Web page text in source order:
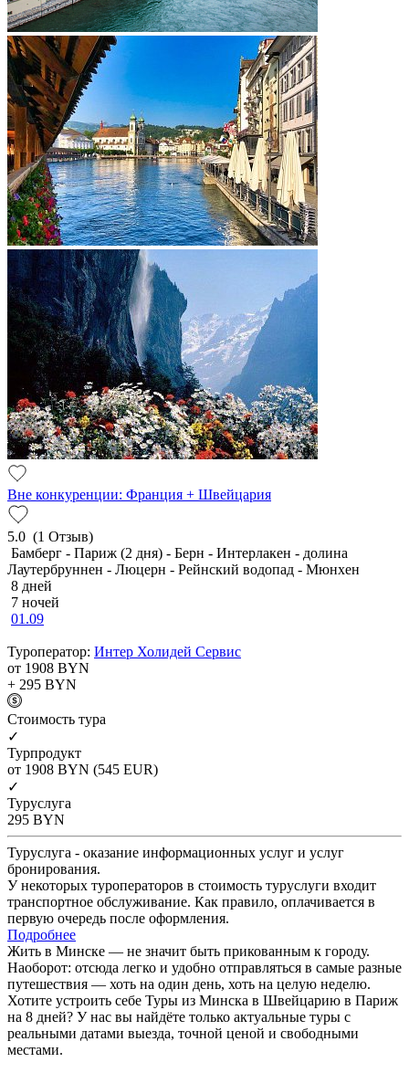
Вне конкуренции: Франция + Швейцария
5.0 (1 Отзыв)
Бамберг - Париж (2 дня) - Берн - Интерлакен - долина
Лаутербруннен - Люцерн - Рейнский водопад - Мюнхен
8 дней
7 ночей
01.09
Туроператор: Интер Холидей Сервис
от 1908 BYN
+ 295 BYN
Cтоимость тура
✓
Турпродукт
от 1908 BYN (545 EUR)
✓
Туруслуга
295 BYN
Туруслуга - оказание информационных услуг и услуг
бронирования.
У некоторых туроператоров в стоимость туруслуги входит
транспортное обслуживание. Как правило, оплачивается в
первую очередь после оформления.
Подробнее
Жить в Минске — не значит быть прикованным к городу.
Наоборот: отсюда легко и удобно отправляться в самые разные
путешествия — хоть на один день, хоть на целую неделю.
Хотите устроить себе Туры из Минска в Швейцарию в Париж
на 8 дней? У нас вы найдёте только актуальные туры с
реальными датами выезда, точной ценой и свободными
местами.